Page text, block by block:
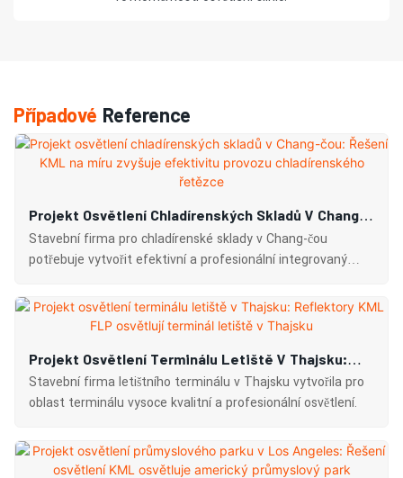
Případové Reference
Projekt Osvětlení Chladírenských Skladů V Chang-
Čou: Řešení KML Na Míru Zvyšuje Efektivitu
Provozu Chladírenského Řetězce
Stavební firma pro chladírenské sklady v Chang-čou
potřebuje vytvořit efektivní a profesionální integrovaný
prostory.
Projekt Osvětlení Terminálu Letiště V Thajsku:
Reflektory KML FLP Osvětlují Terminál Letiště V
Thajsku
Stavební firma letištního terminálu v Thajsku vytvořila pro
oblast terminálu vysoce kvalitní a profesionální osvětlení.